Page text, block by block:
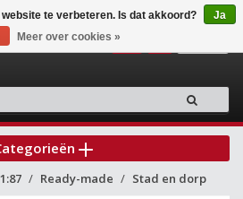
Ready-made Stad en dorp
te verbeteren. Is dat akkoord?
Ja
Meer over cookies »